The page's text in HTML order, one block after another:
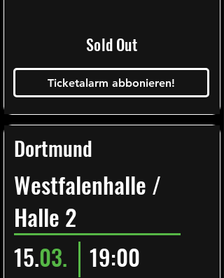
Sold Out
Ticketalarm abbonieren!
Dortmund
Westfalenhalle /
Halle 2
15.03. 19:00